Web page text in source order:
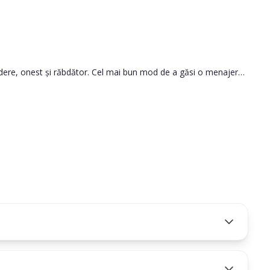
onest și răbdător. Cel mai bun mod de a găsi o menajeră
persoana pe care o angajezi este potrivită pentru nevoile